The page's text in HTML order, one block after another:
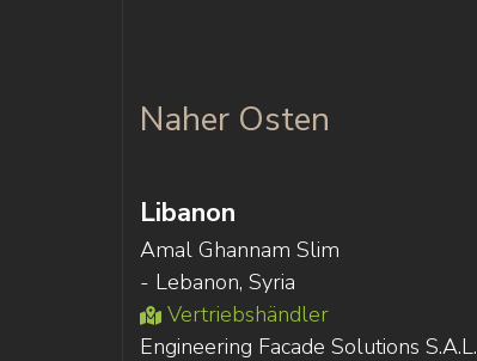
Naher Osten
Libanon
Amal Ghannam Slim
- Lebanon, Syria
Vertriebshändler
Engineering Facade Solutions S.A.L.